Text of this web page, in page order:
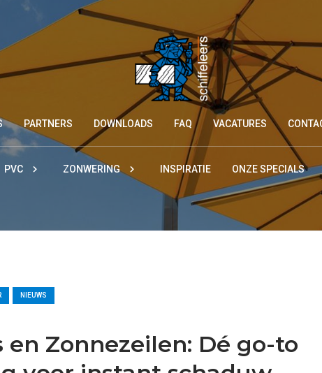
PARTNERS DOWNLOADS FAQ VACATURES
PVC ZONWERING INSPIRATIE ONZE SPECIALS
NIEUWS
en Zonnezeilen: Dé go-to